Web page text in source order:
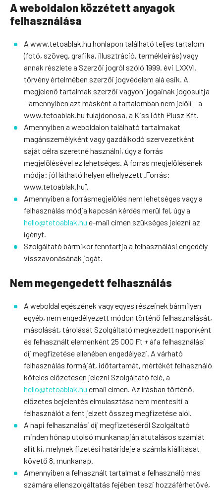
A weboldalon közzétett anyagok
felhasználása
A www.tetoablak.hu honlapon található teljes tartalom
(fotó, szöveg, grafika, illusztráció, termékleírás) vagy
annak részlete a Szerzői jogról szóló 1999. évi LXXVI.
törvény értelmében szerzői jogvédelem alá esik. A
megjelenő tartalmak szerzői vagyoni jogainak jogosultja
– amennyiben azt másként a tartalomban nem jelöli – a
www.tetoablak.hu tulajdonosa, a KissTóth Plusz Kft.
Amennyiben a weboldalon található tartalmakat
magánszemélyként vagy gazdálkodó szervezetként
saját célra szeretné használni, úgy a forrás
megjelölésével ez lehetséges. A forrás megjelölésének
módja: jól látható helyen elhelyezett „Forrás:
www.tetoablak.hu”.
Amennyiben a forrásmegjelölés nem lehetséges vagy a
felhasználás módja kapcsán kérdés merül fel, úgy a
hello@tetoablak.hu e-mail címen szükséges jelezni az
igényt.
Szolgáltató bármikor fenntartja a felhasználási engedély
visszavonásának jogát.
Nem megengedett felhasználás
A weboldal egészének vagy egyes részeinek bármilyen
egyéb, nem engedélyezett módon történő felhasználását,
másolását, tárolását Szolgáltató megkezdett naponként
és felhasznált elemenként 25 000 Ft + áfa felhasználási
díj megfizetése ellenében engedélyezi. A várható
felhasználás formáját, időtartamát, mértékét felhasználó
köteles előzetesen jelezni Szolgáltató felé, a
hello@tetoablak.hu email címen. Az írásban történő,
előzetes bejelentés elmulasztása nem mentesíti a
felhasználót a fent jelzett összeg megfizetése alól.
A napi felhasználási díj megfizetéséről Szolgáltató
minden hónap utolsó munkanapján átutalásos számlát
állít ki, melynek fizetési határideje a számla kiállítását
követő 8. munkanap.
Amennyiben a felhasznált tartalmat a felhasználó más
számára ellenszolgáltatás fejében teszi hozzáférhetővé,